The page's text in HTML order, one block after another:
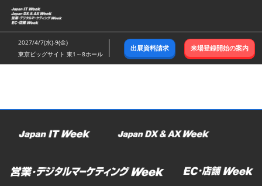
ス
キ
ッ
し
む
2027/4/7(水)-9(金)
東京ビッグサイト 東1～8ホール
出展資料請求 来場登録開始の案内